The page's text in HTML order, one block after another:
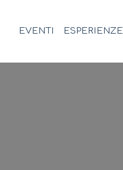
EVENTI ESPERIENZE